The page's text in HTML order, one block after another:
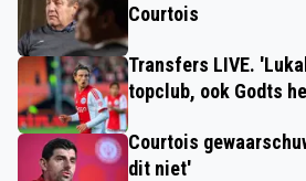
Courtois
Transfers LIVE.
topclub, ook Godts
Courtois
dit niet'